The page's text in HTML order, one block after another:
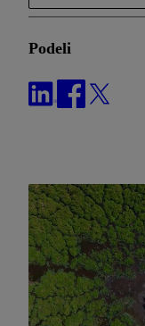
Podeli